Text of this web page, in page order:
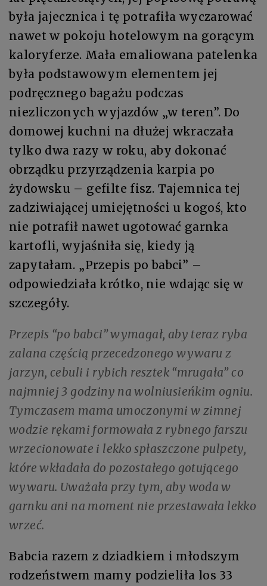
była jajecznica i tę potrafiła wyczarować
nawet w pokoju hotelowym na gorącym
kaloryferze. Mała emaliowana patelenka
była podstawowym elementem jej
podręcznego bagażu podczas
niezliczonych wyjazdów „w teren”. Do
domowej kuchni na dłużej wkraczała
tylko dwa razy w roku, aby dokonać
obrządku przyrządzenia karpia po
żydowsku – gefilte fisz. Tajemnica tej
zadziwiającej umiejętności u kogoś, kto
nie potrafił nawet ugotować garnka
kartofli, wyjaśniła się, kiedy ją
zapytałam. „Przepis po babci” –
odpowiedziała krótko, nie wdając się w
szczegóły.
Przepis “po babci” wymagał, aby teraz ryba
zalana częścią przecedzonego wywaru z
jarzyn, cebuli i rybich resztek “mrugała” co
najmniej 3 godziny na wolniusieńkim ogniu.
Tymczasem mama umoczonymi w zimnej
wodzie rękami formowała z rybnego farszu
wrzecionowate i lekko spłaszczone pulpety,
które wkładała do pozostałego gotującego
wywaru. Uważała przy tym, aby woda w
garnku ani na moment nie przestawała lekko
wrzeć.
Babcia razem z dziadkiem i młodszym
rodzeństwem mamy podzieliła los 33